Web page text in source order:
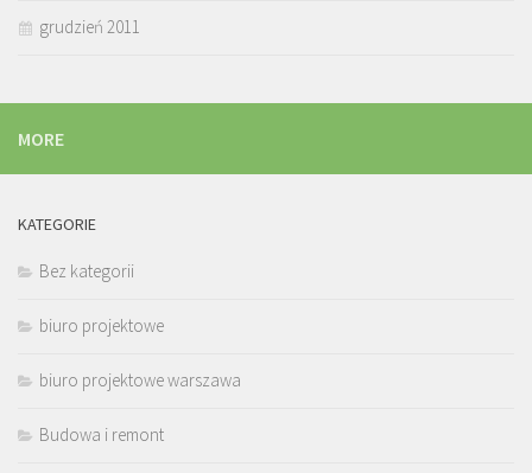
grudzień 2011
MORE
KATEGORIE
Bez kategorii
biuro projektowe
biuro projektowe warszawa
Budowa i remont